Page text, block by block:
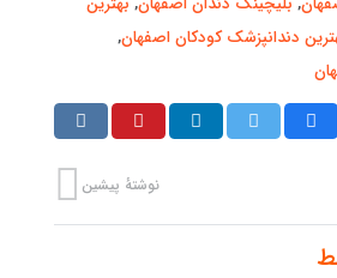
دندانپزشک کودکان اصفهان,
نوشتهٔ پیشین